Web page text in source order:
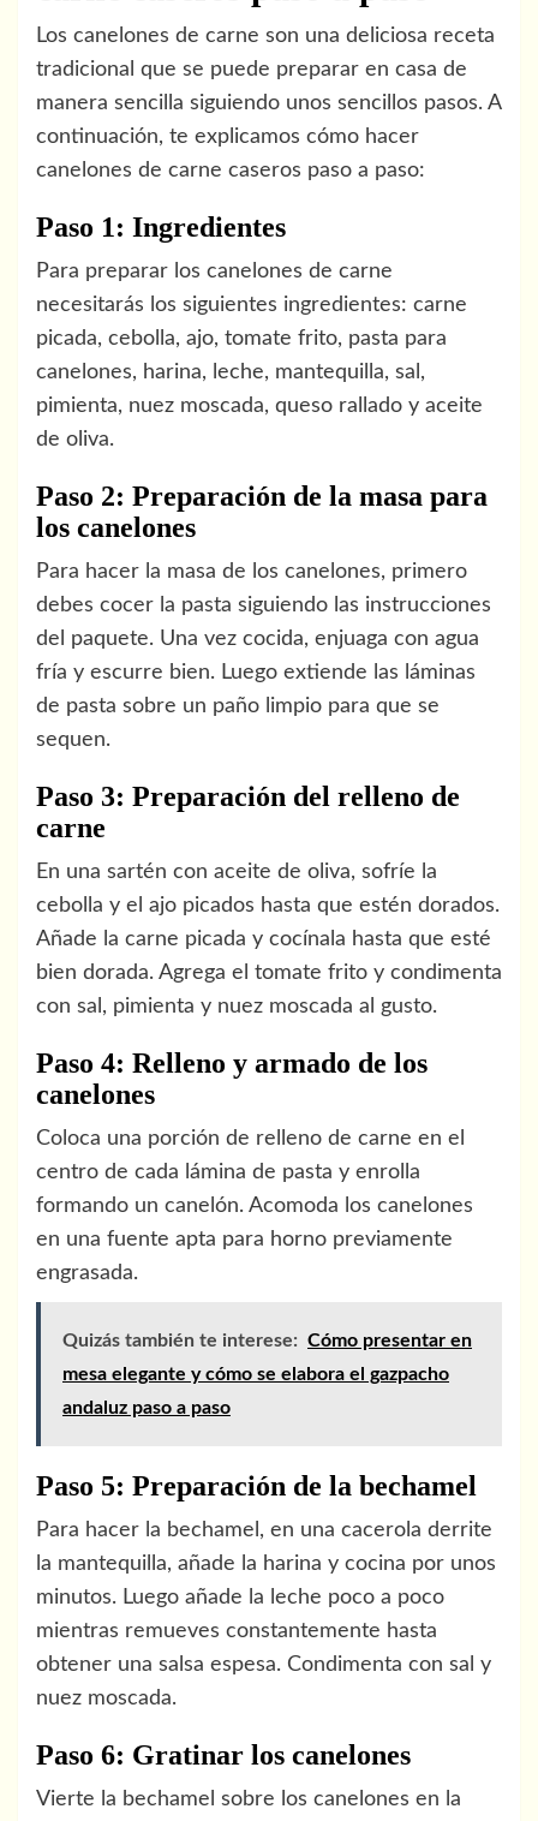
Los canelones de carne son una deliciosa receta
tradicional que se puede preparar en casa de
manera sencilla siguiendo unos sencillos pasos. A
continuación, te explicamos cómo hacer
canelones de carne caseros paso a paso:
Paso 1: Ingredientes
Para preparar los canelones de carne
necesitarás los siguientes ingredientes: carne
picada, cebolla, ajo, tomate frito, pasta para
canelones, harina, leche, mantequilla, sal,
pimienta, nuez moscada, queso rallado y aceite
de oliva.
Paso 2: Preparación de la masa para
los canelones
Para hacer la masa de los canelones, primero
debes cocer la pasta siguiendo las instrucciones
del paquete. Una vez cocida, enjuaga con agua
fría y escurre bien. Luego extiende las láminas
de pasta sobre un paño limpio para que se
sequen.
Paso 3: Preparación del relleno de
carne
En una sartén con aceite de oliva, sofríe la
cebolla y el ajo picados hasta que estén dorados.
Añade la carne picada y cocínala hasta que esté
bien dorada. Agrega el tomate frito y condimenta
con sal, pimienta y nuez moscada al gusto.
Paso 4: Relleno y armado de los
canelones
Coloca una porción de relleno de carne en el
centro de cada lámina de pasta y enrolla
formando un canelón. Acomoda los canelones
en una fuente apta para horno previamente
engrasada.
Quizás también te interese: Cómo presentar en
mesa elegante y cómo se elabora el gazpacho
andaluz paso a paso
Paso 5: Preparación de la bechamel
Para hacer la bechamel, en una cacerola derrite
la mantequilla, añade la harina y cocina por unos
minutos. Luego añade la leche poco a poco
mientras remueves constantemente hasta
obtener una salsa espesa. Condimenta con sal y
nuez moscada.
Paso 6: Gratinar los canelones
Vierte la bechamel sobre los canelones en la